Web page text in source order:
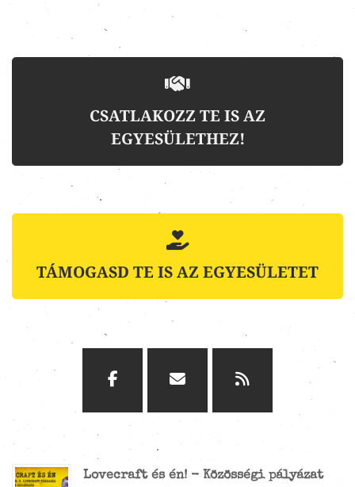
CSATLAKOZZ TE IS AZ
EGYESÜLETHEZ!
TÁMOGASD TE IS AZ EGYESÜLETET
Lovecraft és én! - Közösségi pályázat